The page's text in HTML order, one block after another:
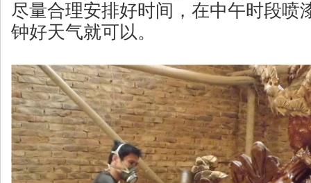
尽量合理安排好时间，在中午时段喷
钟好天气就可以。